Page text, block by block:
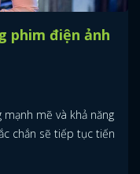
phim điện ảnh
mẽ và khả năng
chắn sẽ tiếp tục tiến